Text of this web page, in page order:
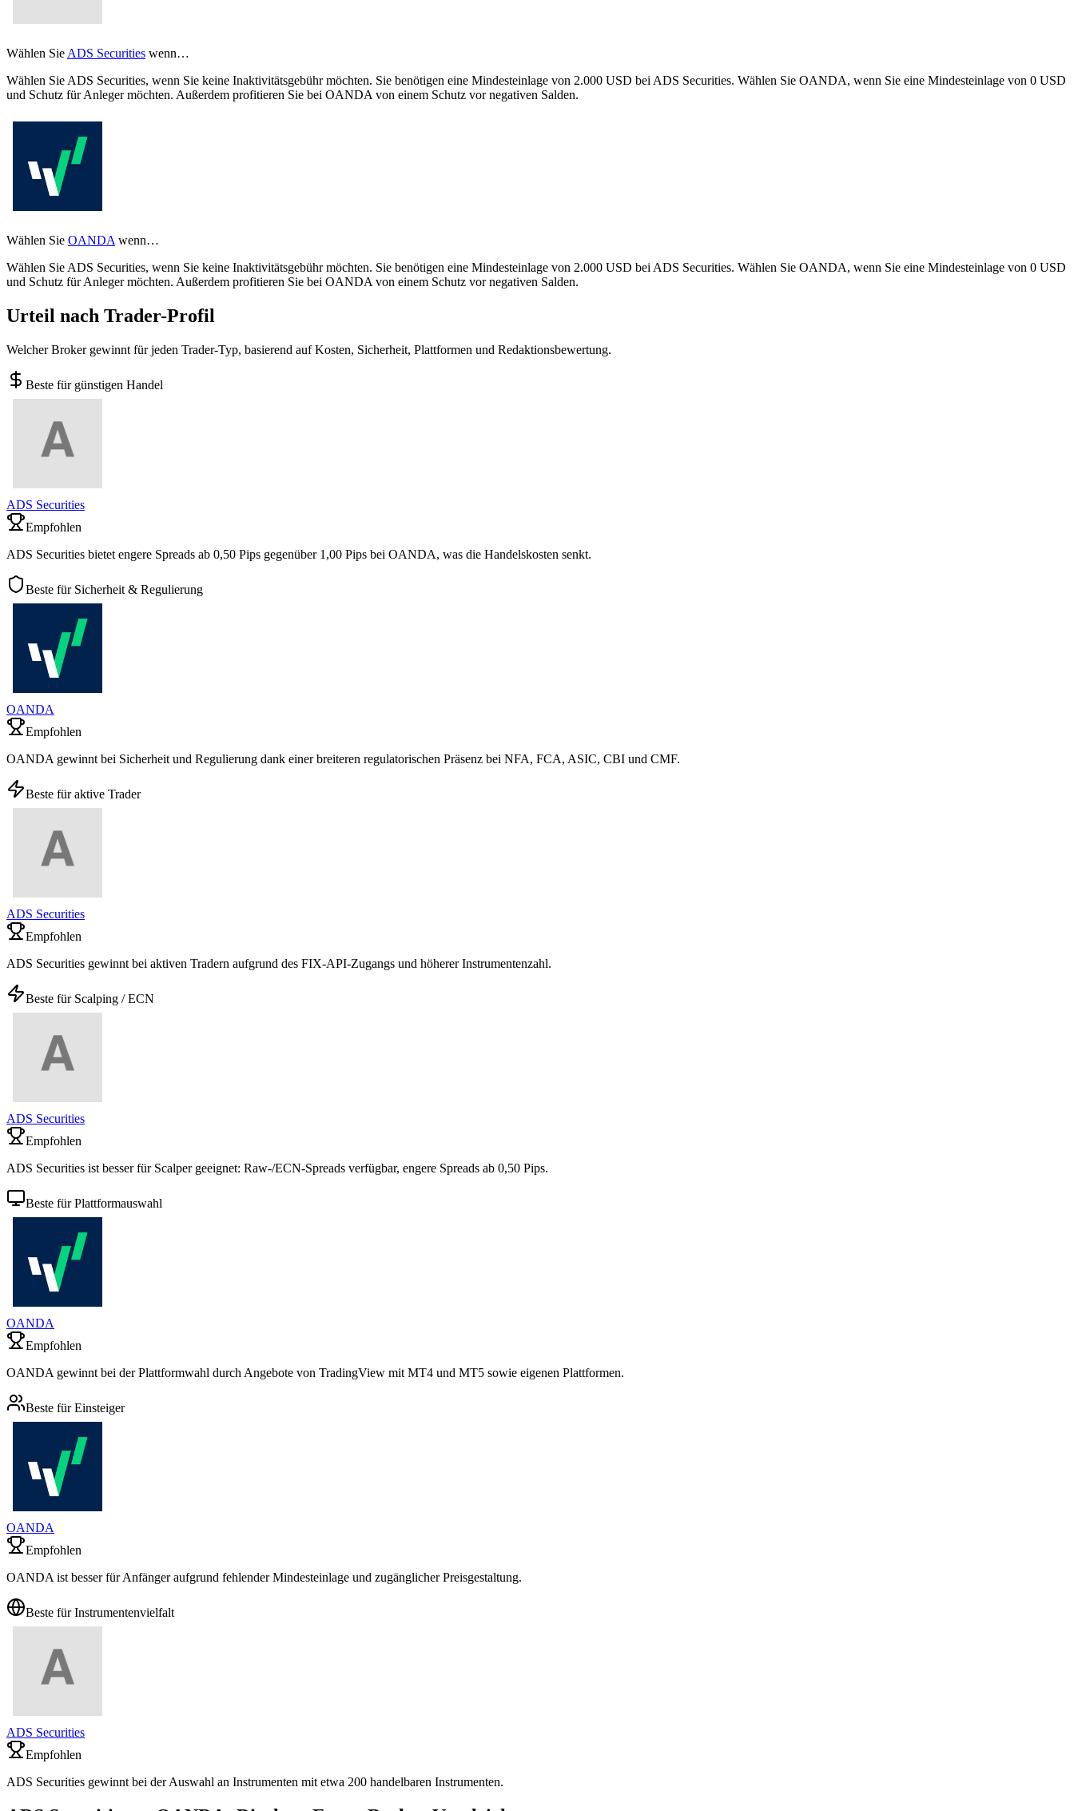
Wählen SieADS Securities wenn…
Wählen Sie ADS Securities, wenn Sie keine Inaktivitätsgebühr möchten. Sie benötigen eine Mindesteinlage von 2.000 USD bei ADS Securities. Wählen Sie OANDA, wenn Sie eine Mindesteinlage von 0 USD
und Schutz für Anleger möchten. Außerdem profitieren Sie bei OANDA von einem Schutz vor negativen Salden.
Wählen Sie OANDA wenn…
Wählen Sie ADS Securities, wenn Sie keine Inaktivitätsgebühr möchten. Sie benötigen eine Mindesteinlage von 2.000 USD bei ADS Securities. Wählen Sie OANDA, wenn Sie eine Mindesteinlage von 0 USD
und Schutz für Anleger möchten. Außerdem profitieren Sie bei OANDA von einem Schutz vor negativen Salden.
Urteil nach Trader-Profil
Welcher Broker gewinnt für jeden Trader-Typ, basierend auf Kosten, Sicherheit, Plattformen und Redaktionsbewertung.
Beste für günstigen Handel
ADS Securities
Empfohlen
ADS Securities bietet engere Spreads ab 0,50 Pips gegenüber 1,00 Pips bei OANDA, was die Handelskosten senkt.
Beste für Sicherheit & Regulierung
OANDA
Empfohlen
OANDA gewinnt bei Sicherheit und Regulierung dank einer breiteren regulatorischen Präsenz bei NFA, FCA, ASIC, CBI und CMF.
Beste für aktive Trader
ADS Securities
Empfohlen
ADS Securities gewinnt bei aktiven Tradern aufgrund des FIX-API-Zugangs und höherer Instrumentenzahl.
Beste für Scalping / ECN
ADS Securities
Empfohlen
ADS Securities ist besser für Scalper geeignet: Raw-/ECN-Spreads verfügbar, engere Spreads ab 0,50 Pips.
Beste für Plattformauswahl
OANDA
Empfohlen
OANDA gewinnt bei der Plattformwahl durch Angebote von TradingView mit MT4 und MT5 sowie eigenen Plattformen.
Beste für Einsteiger
OANDA
Empfohlen
OANDA ist besser für Anfänger aufgrund fehlender Mindesteinlage und zugänglicher Preisgestaltung.
Beste für Instrumentenvielfalt
ADS Securities
Empfohlen
ADS Securities gewinnt bei der Auswahl an Instrumenten mit etwa 200 handelbaren Instrumenten.